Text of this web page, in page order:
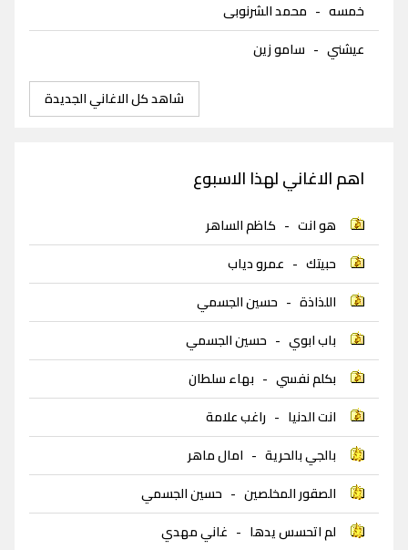
خمسه - محمد الشرنوبى
عيشني - سامو زين
شاهد كل الاغاني الجديدة
اهم الاغاني لهذا الاسبوع
هو انت - كاظم الساهر
حبيتك - عمرو دياب
اللذاذة - حسين الجسمي
باب ابوي - حسين الجسمي
بكلم نفسي - بهاء سلطان
انت الدنيا - راغب علامة
بالجي بالحرية - امال ماهر
الصقور المخلصين - حسين الجسمي
لم اتحسس يدها - غاني مهدي